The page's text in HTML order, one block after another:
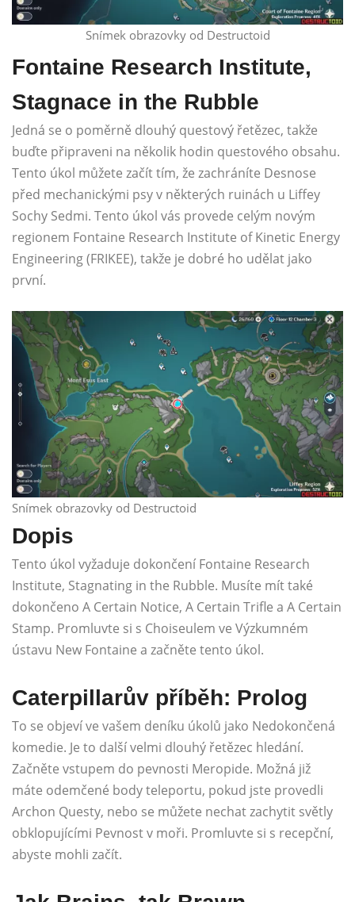
Snímek obrazovky od Destructoid
Fontaine Research Institute,
Stagnace in the Rubble
Jedná se o poměrně dlouhý questový řetězec, takže
buďte připraveni na několik hodin questového obsahu.
Tento úkol můžete začít tím, že zachráníte Desnose
před mechanickými psy v některých ruinách u Liffey
Sochy Sedmi. Tento úkol vás provede celým novým
regionem Fontaine Research Institute of Kinetic Energy
Engineering (FRIKEE), takže je dobré ho udělat jako
první.
Snímek obrazovky od Destructoid
Dopis
Tento úkol vyžaduje dokončení Fontaine Research
Institute, Stagnating in the Rubble. Musíte mít také
dokončeno A Certain Notice, A Certain Trifle a A Certain
Stamp. Promluvte si s Choiseulem ve Výzkumném
ústavu New Fontaine a začněte tento úkol.
Caterpillarův příběh: Prolog
To se objeví ve vašem deníku úkolů jako Nedokončená
komedie. Je to další velmi dlouhý řetězec hledání.
Začněte vstupem do pevnosti Meropide. Možná již
máte odemčené body teleportu, pokud jste provedli
Archon Questy, nebo se můžete nechat zachytit světly
obklopujícími Pevnost v moři. Promluvte si s recepční,
abyste mohli začít.